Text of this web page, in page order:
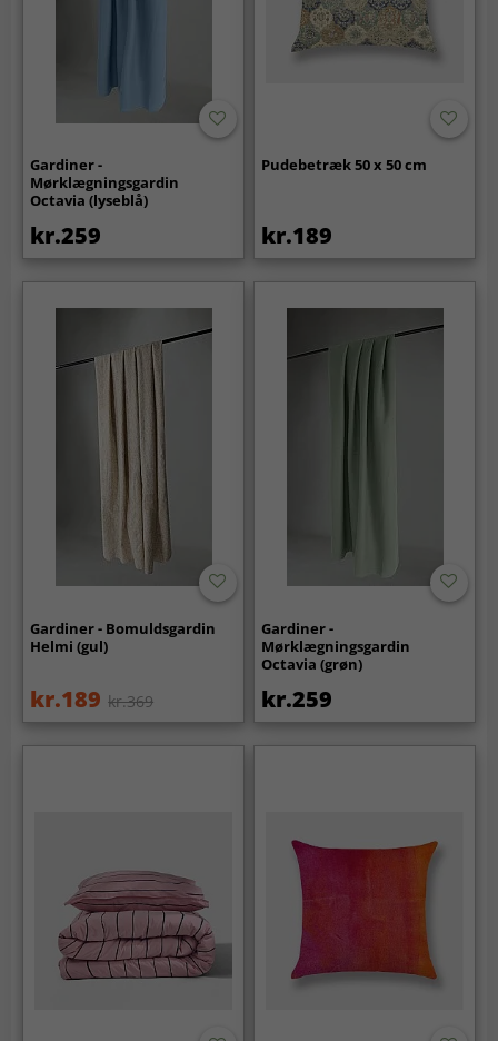
Gardiner -
Mørklægningsgardin
Octavia (lyseblå)
kr.259
Pudebetræk 50 x 50 cm
kr.189
Gardiner - Bomuldsgardin
Helmi (gul)
kr.189 kr.369
Gardiner -
Mørklægningsgardin
Octavia (grøn)
kr.259